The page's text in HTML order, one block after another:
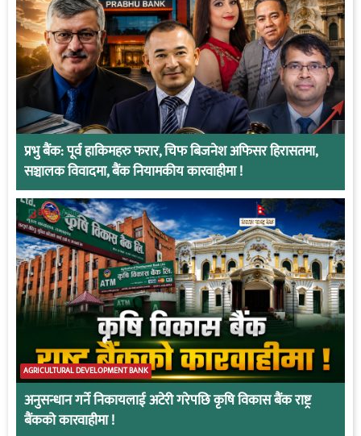
प्रभु बैंक: पूर्व हाकिमहरु फरार, चिफ बिजनेश अफिसर हिरासतमा,
सञ्चालक विवादमा, बैंक नियामकीय कारवाहीमा !
AGRICULTURAL DEVELOPMENT BANK
अनुसन्धान गर्ने निकायलाई अटेरी गरेपछि कृषि विकास बैंक राष्ट्र
बैंकको कारवाहीमा !